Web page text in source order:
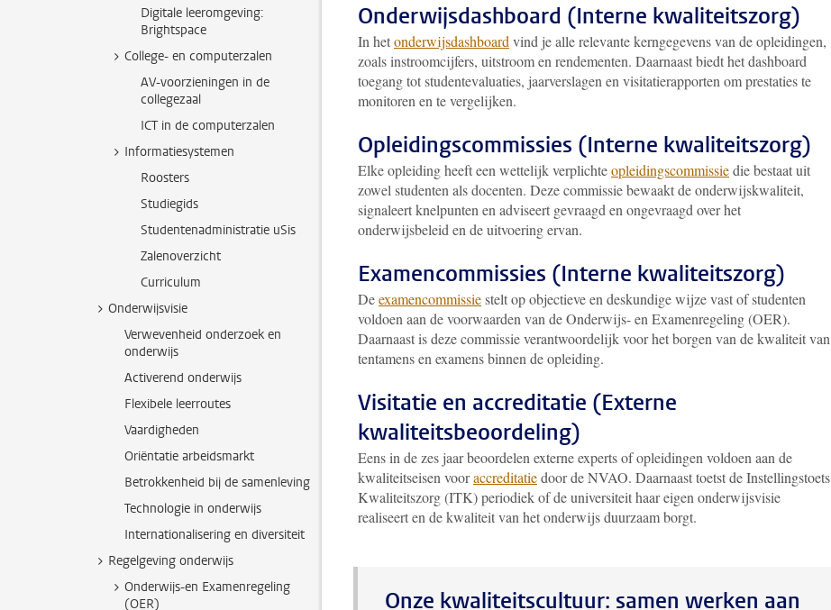
Digitale leeromgeving:
Brightspace
College- en computerzalen
AV-voorzieningen in de
collegezaal
ICT in de computerzalen
Informatiesystemen
Roosters
Studiegids
Studentenadministratie uSis
Zalenoverzicht
Curriculum
Onderwijsvisie
Verwevenheid onderzoek en
onderwijs
Activerend onderwijs
Flexibele leerroutes
Vaardigheden
Oriëntatie arbeidsmarkt
Betrokkenheid bij de samenleving
Technologie in onderwijs
Internationalisering en diversiteit
Regelgeving onderwijs
Onderwijs-en Examenregeling
(OER)
Onderwijsdashboard (Interne kwaliteitszorg)
In hetonderwijsdashboard vind je alle relevante kerngegevens van de opleidingen,
zoals instroomcijfers, uitstroom en rendementen. Daarnaast biedt het dashboard
toegang tot studentevaluaties, jaarverslagen en visitatierapporten om prestaties te
monitoren en te vergelijken.
Opleidingscommissies (Interne kwaliteitszorg)
Elke opleiding heeft een wettelijk verplichteopleidingscommissiedie bestaat uit
zowel studenten als docenten. Deze commissie bewaakt de onderwijskwaliteit,
signaleert knelpunten en adviseert gevraagd en ongevraagd over het
onderwijsbeleid en de uitvoering ervan.
Examencommissies (Interne kwaliteitszorg)
Deexamencommissiestelt op objectieve en deskundige wijze vast of studenten
voldoen aan de voorwaarden van de Onderwijs- en Examenregeling (OER).
Daarnaast is deze commissie verantwoordelijk voor het borgen van de kwaliteit van
tentamens en examens binnen de opleiding.
Visitatie en accreditatie (Externe
kwaliteitsbeoordeling)
Eens in de zes jaar beoordelen externe experts of opleidingen voldoen aan de
kwaliteitseisen vooraccreditatiedoor de NVAO. Daarnaast toetst de Instellingstoets
Kwaliteitszorg (ITK) periodiek of de universiteit haar eigen onderwijsvisie
realiseert en de kwaliteit van het onderwijs duurzaam borgt.
Onze kwaliteitscultuur: samen werken aan